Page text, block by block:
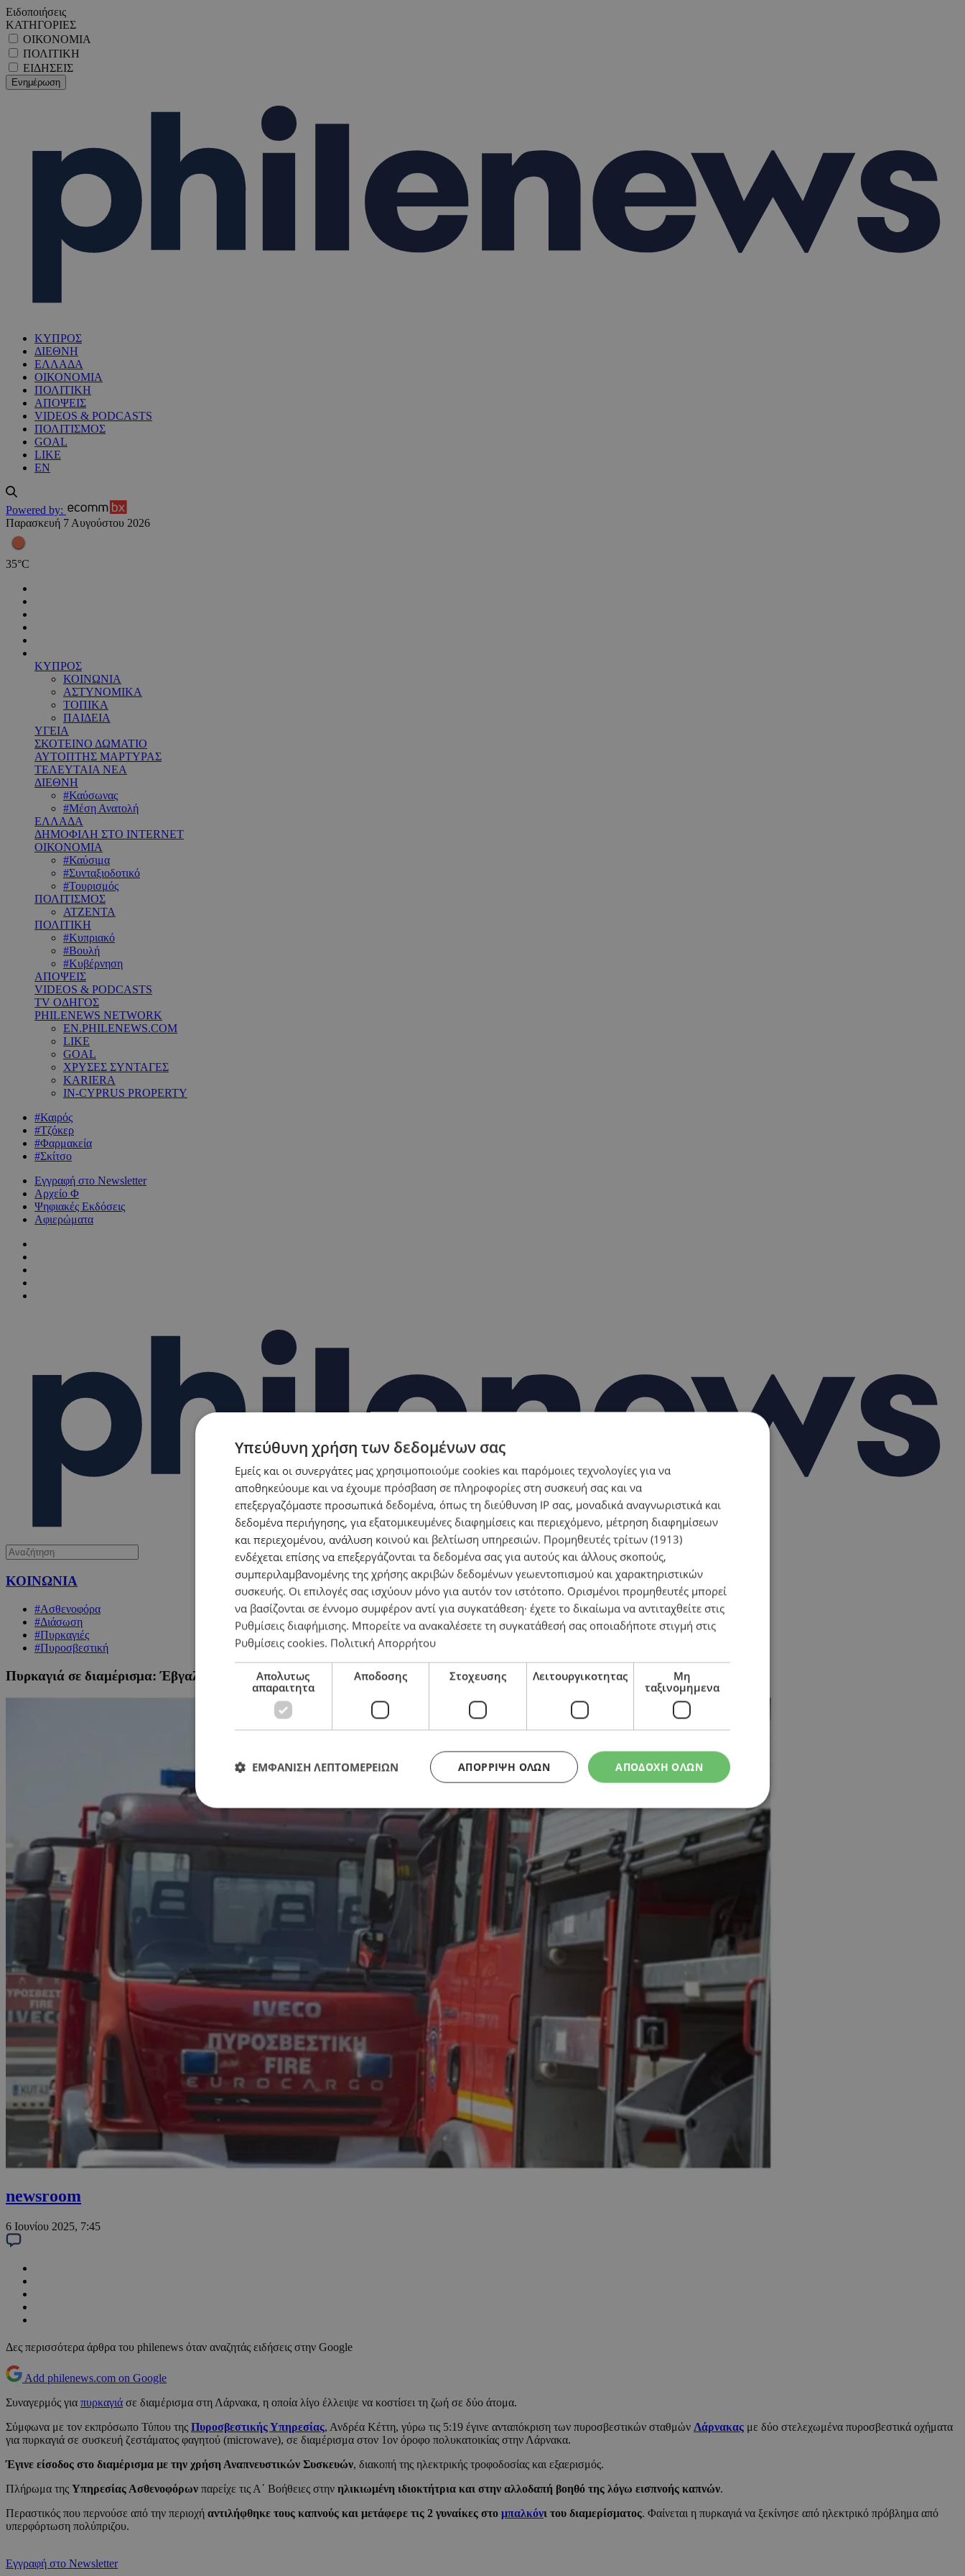
Ειδοποιήσεις
ΚΑΤΗΓΟΡΙΕΣ
ΟΙΚΟΝΟΜΙΑ
ΠΟΛΙΤΙΚΗ
ΕΙΔΗΣΕΙΣ
ΚΥΠΡΟΣ
ΔΙΕΘΝΗ
ΕΛΛΑΔΑ
ΟΙΚΟΝΟΜΙΑ
ΠΟΛΙΤΙΚΗ
ΑΠΟΨΕΙΣ
VIDEOS & PODCASTS
ΠΟΛΙΤΙΣΜΟΣ
GOAL
LIKE
EN
Powered by:
Παρασκευή 7 Αυγούστου 2026
35°C
ΚΥΠΡΟΣ
ΚΟΙΝΩΝΙΑ
ΑΣΤΥΝΟΜΙΚΑ
ΤΟΠΙΚΑ
ΠΑΙΔΕΙΑ
ΥΓΕΙΑ
ΣΚΟΤΕΙΝΟ ΔΩΜΑΤΙΟ
ΑΥΤΟΠΤΗΣ ΜΑΡΤΥΡΑΣ
ΤΕΛΕΥΤΑΙΑ ΝΕΑ
ΔΙΕΘΝΗ
#Καύσωνας
#Μέση Ανατολή
ΕΛΛΑΔΑ
ΔΗΜΟΦΙΛΗ ΣΤΟ INTERNET
ΟΙΚΟΝΟΜΙΑ
#Καύσιμα
#Συνταξιοδοτικό
#Τουρισμός
ΠΟΛΙΤΙΣΜΟΣ
ΑΤΖΕΝΤΑ
ΠΟΛΙΤΙΚΗ
#Κυπριακό
#Βουλή
#Κυβέρνηση
ΑΠΟΨΕΙΣ
VIDEOS & PODCASTS
TV ΟΔΗΓΟΣ
PHILENEWS NETWORK
EN.PHILENEWS.COM
LIKE
GOAL
ΧΡΥΣΕΣ ΣΥΝΤΑΓΕΣ
KARIERA
IN-CYPRUS PROPERTY
#Καιρός
#Τζόκερ
#Φαρμακεία
#Σκίτσο
Εγγραφή στο Newsletter
Αρχείο Φ
Ψηφιακές Εκδόσεις
Αφιερώματα
ΚΟΙΝΩΝΙΑ
#Ασθενοφόρα
#Διάσωση
#Πυρκαγιές
#Πυροσβεστική
Πυρκαγιά σε διαμέρισμα: Έβγαλαν ηλικιωμένη με οικιακή βοηθό στο μπαλκόνι για να τις διασώσουν
newsroom
6 Ιουνίου 2025, 7:45
Δες περισσότερα άρθρα του philenews όταν αναζητάς ειδήσεις στην Google
Add philenews.com on Google
Συναγερμός για πυρκαγιά σε διαμέρισμα στη Λάρνακα, η οποία λίγο έλλειψε να κοστίσει τη ζωή σε δύο άτομα.
Σύμφωνα με τον εκπρόσωπο Τύπου της Πυροσβεστικής Υπηρεσίας, Ανδρέα Κέττη, γύρω τις 5:19 έγινε ανταπόκριση των πυροσβεστικών σταθμών Λάρνακας με δύο στελεχωμένα πυροσβεστικά οχήματα
για πυρκαγιά σε συσκευή ζεστάματος φαγητού (microwave), σε διαμέρισμα στον 1ον όροφο πολυκατοικίας στην Λάρνακα.
Έγινε είσοδος στο διαμέρισμα με την χρήση Αναπνευστικών Συσκευών, διακοπή της ηλεκτρικής τροφοδοσίας και εξαερισμός.
Πλήρωμα της Υπηρεσίας Ασθενοφόρων παρείχε τις Α΄ Βοήθειες στην ηλικιωμένη ιδιοκτήτρια και στην αλλοδαπή βοηθό της λόγω εισπνοής καπνών.
Περαστικός που περνούσε από την περιοχή αντιλήφθηκε τους καπνούς και μετάφερε τις 2 γυναίκες στο μπαλκόνι του διαμερίσματος. Φαίνεται η πυρκαγιά να ξεκίνησε από ηλεκτρικό πρόβλημα από
υπερφόρτωση πολύπριζου.
Εγγραφή στο Newsletter
Υπεύθυνη χρήση των δεδομένων σας
Εμείς και οι συνεργάτες μας χρησιμοποιούμε cookies και παρόμοιες τεχνολογίες για να
αποθηκεύουμε και να έχουμε πρόσβαση σε πληροφορίες στη συσκευή σας και να
επεξεργαζόμαστε προσωπικά δεδομένα, όπως τη διεύθυνση IP σας, μοναδικά αναγνωριστικά και
δεδομένα περιήγησης, για εξατομικευμένες διαφημίσεις και περιεχόμενο, μέτρηση διαφημίσεων
και περιεχομένου, ανάλυση κοινού και βελτίωση υπηρεσιών. Προμηθευτές τρίτων (1913)
ενδέχεται επίσης να επεξεργάζονται τα δεδομένα σας για αυτούς και άλλους σκοπούς,
συμπεριλαμβανομένης της χρήσης ακριβών δεδομένων γεωεντοπισμού και χαρακτηριστικών
συσκευής. Οι επιλογές σας ισχύουν μόνο για αυτόν τον ιστότοπο. Ορισμένοι προμηθευτές μπορεί
να βασίζονται σε έννομο συμφέρον αντί για συγκατάθεση· έχετε το δικαίωμα να αντιταχθείτε στις
Ρυθμίσεις διαφήμισης. Μπορείτε να ανακαλέσετε τη συγκατάθεσή σας οποιαδήποτε στιγμή στις
Ρυθμίσεις cookies. Πολιτική Απορρήτου
Απολυτως
απαραιτητα
Αποδοσης Στοχευσης Λειτουργικοτητας
Μη
ταξινομημενα
ΑΠΟΔΟΧΗ ΟΛΩΝ
ΑΠΌΡΡΙΨΗ ΌΛΩΝ
ΕΜΦΑΝΙΣΗ ΛΕΠΤΟΜΕΡΕΙΩΝ